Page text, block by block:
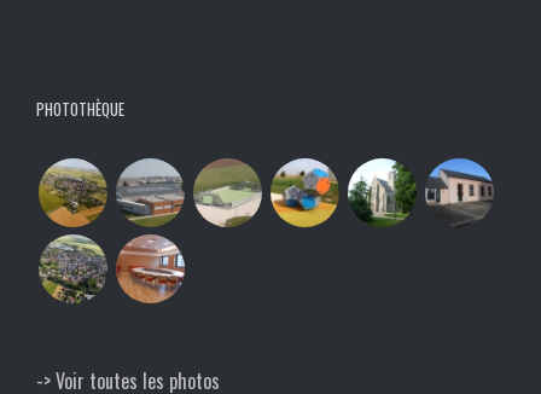
PHOTOTHÈQUE
-> Voir toutes les photos